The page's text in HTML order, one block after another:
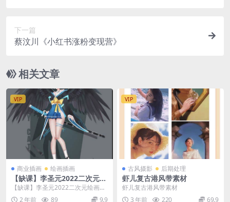
下一篇
蔡汶川《小红书涨粉变现营》
相关文章
VIP
商业插画 绘画插画
【缺课】李圣元2022二次元绘
画进阶班第十期【画质不错只
有视频】
【缺课】李圣元2022二次元绘画进
阶班第十期【画质不错只有视频】
2 年前 89 9.9
VIP
古风摄影 后期处理
虾儿复古港风带素材
虾儿复古港风带素材
3 年前
220 69.9